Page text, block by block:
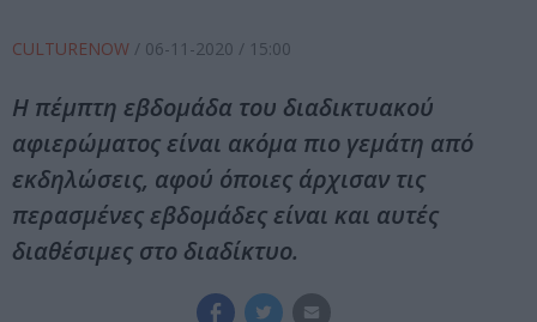
CULTURENOW / 06-11-2020 / 15:00
Η πέμπτη εβδομάδα του διαδικτυακού
αφιερώματος είναι ακόμα πιο γεμάτη από
εκδηλώσεις, αφού όποιες άρχισαν τις
περασμένες εβδομάδες είναι και αυτές
διαθέσιμες στο διαδίκτυο.